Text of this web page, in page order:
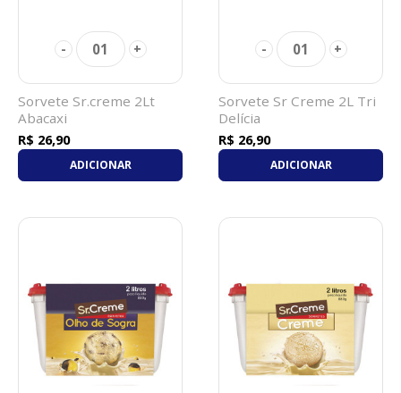
- 01 +
Sorvete Sr.creme 2Lt
Abacaxi
R$ 26,90
ADICIONAR
- 01 +
Sorvete Sr Creme 2L Tri
Delícia
R$ 26,90
ADICIONAR